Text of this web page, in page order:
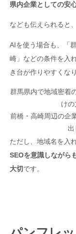
県内企業としての安
なども伝えられると
AIを使う場合も、「
崎」などの条件を入
き台が作りやすくな
群馬県内で地域密着
けの
前橋・高崎周辺の企
出
ただし、地域名を入
SEOを意識しながら
大切です。